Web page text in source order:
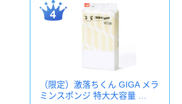
（限定）激落ちくん GIGA メラ
ミンスポンジ 特大大容量 …